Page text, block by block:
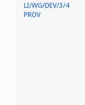
LI/WG/DEV/3/4
PROV